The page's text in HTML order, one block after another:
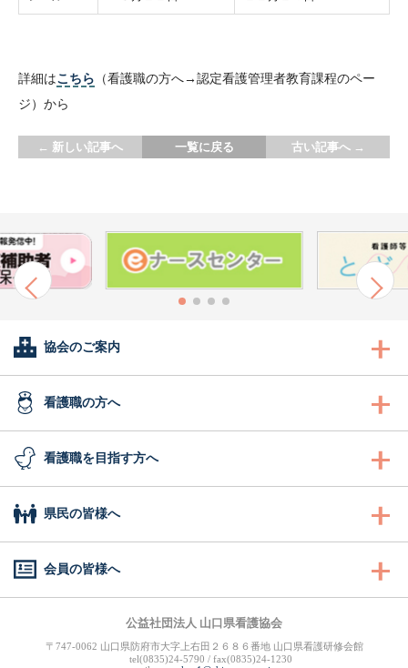
詳細はこちら （看護職の方へ→認定看護管理者教育課程のペー
ジ）から
← 新しい記事へ 一覧に戻る 古い記事へ →
協会のご案内
会長あいさつ
協会概要
沿革
委員会活動
会報誌「きらめき」
看護職の方へ
看護職の方へ
認定看護管理者教育課程
看護職を目指す方へ
看護職を目指す方へ
1日ナース体験
看護の魅力発見
県民の皆様へ
県民の皆様へ
会員の皆様へ
（会員専用WEBサイト）
公益社団法人 山口県看護協会
〒747-0062 山口県防府市大字上右田２６８６番地 山口県看護研修会館
tel(0835)24-5790 / fax(0835)24-1230